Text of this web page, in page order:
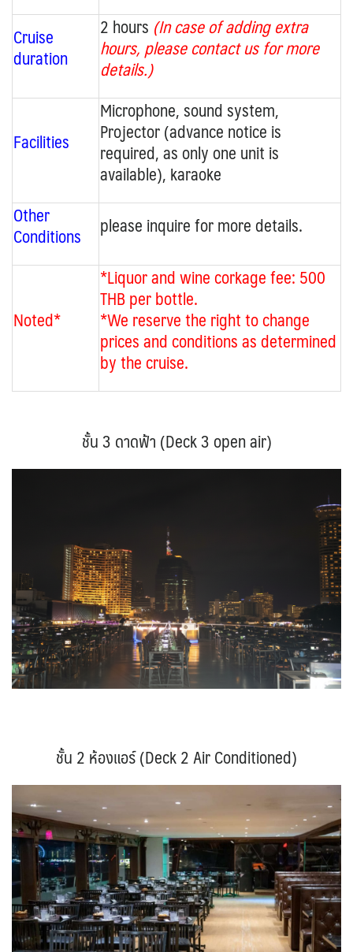
Cruise
duration
2 hours (In case of adding extra
hours, please contact us for more
details.)
Facilities
Microphone, sound system,
Projector (advance notice is
required, as only one unit is
available), karaoke
Other
Conditions please inquire for more details.
Noted*
*Liquor and wine corkage fee: 500
THB per bottle.
*We reserve the right to change
prices and conditions as determined
by the cruise.
ชั้น 3 ดาดฟ้า (Deck 3 open air)
ชั้น 2 ห้องแอร์ (Deck 2 Air Conditioned)